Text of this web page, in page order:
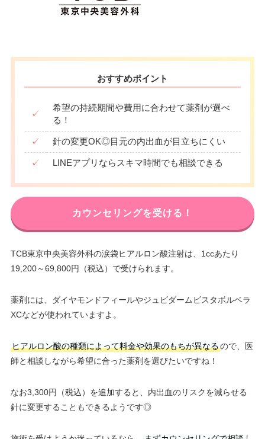
おすすめポイント
✓
希望の持続期間や費用に合わせて薬剤が選べ
る！
✓ 針の変更OK◎目元の内出血が目立ちにくい
✓ LINEアプリならスキマ時間でも相談できる
カウンセリングを受ける！
TCB東京中央美容外科の涙袋ヒアルロン酸注射は、1ccあたり
19,200～69,800円（税込）で受けられます。
薬剤には、ダイヤモンドフィールやジュビダームビスタボルベラ
XCなどが使われていますよ。
ヒアルロン酸の種類によって料金や効果のもちが異なるので、医
師と相談しながら希望に合った薬剤を選びたいですね！
なお3,300円（税込）を追加すると、内出血のリスクを減らせる
針に変更することもできるようです◎